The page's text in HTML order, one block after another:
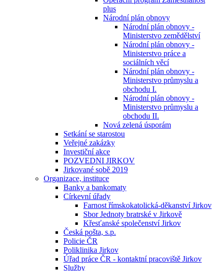
plus
Národní plán obnovy
Národní plán obnovy -
Ministerstvo zemědělství
Národní plán obnovy -
Ministerstvo práce a
sociálních věcí
Národní plán obnovy -
Ministerstvo průmyslu a
obchodu I.
Národní plán obnovy -
Ministerstvo průmyslu a
obchodu II.
Nová zelená úsporám
Setkání se starostou
Veřejné zakázky
Investiční akce
POZVEDNI JIRKOV
Jirkované sobě 2019
Organizace, instituce
Banky a bankomaty
Církevní úřady
Farnost římskokatolická-děkanství Jirkov
Sbor Jednoty bratrské v Jirkově
Křesťanské společenství Jirkov
Česká pošta, s.p.
Policie ČR
Poliklinika Jirkov
Úřad práce ČR - kontaktní pracoviště Jirkov
Služby